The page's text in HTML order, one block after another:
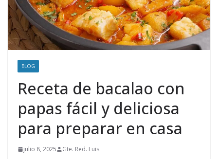
BLOG
Receta de bacalao con
papas fácil y deliciosa
para preparar en casa
julio 8, 2025 Gte. Red. Luis